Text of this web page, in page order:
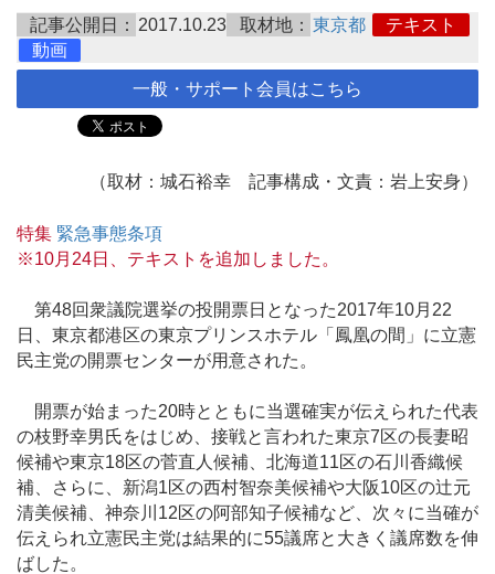
記事公開日： 2017.10.23 取材地： 東京都
テキスト
動画
一般・サポート会員はこちら
（取材：城石裕幸 記事構成・文責：岩上安身）
特集 緊急事態条項
※10月24日、テキストを追加しました。
第48回衆議院選挙の投開票日となった2017年10月22
日、東京都港区の東京プリンスホテル「鳳凰の間」に立憲
民主党の開票センターが用意された。
開票が始まった20時とともに当選確実が伝えられた代表
の枝野幸男氏をはじめ、接戦と言われた東京7区の長妻昭
候補や東京18区の菅直人候補、北海道11区の石川香織候
補、さらに、新潟1区の西村智奈美候補や大阪10区の辻元
清美候補、神奈川12区の阿部知子候補など、次々に当確が
伝えられ立憲民主党は結果的に55議席と大きく議席数を伸
ばした。